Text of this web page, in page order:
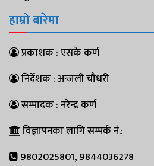
हाम्रो बारेमा
प्रकाशक : एसके कर्ण
निर्देशक : अन्जली चौधरी
सम्पादक : नरेन्द्र कर्ण
विज्ञापनका लागि सम्पर्क नं.:
9802025801, 9844036278